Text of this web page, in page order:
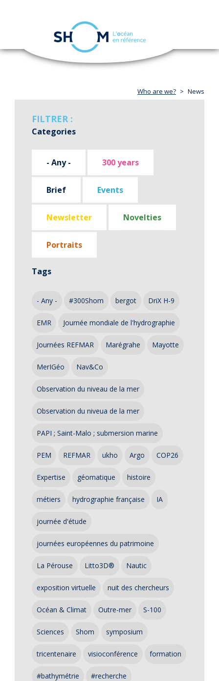
Skip
navigation
Who are we? News
FILTRER :
Categories
- Any - 300 years
Brief Events
Newsletter Novelties
Portraits
Tags
- Any - #300Shom bergot DriX H-9
EMR Journée mondiale de l'hydrographie
Journées REFMAR Marégrahe Mayotte
MerIGéo Nav&Co
Observation du niveau de la mer
Observation du niveua de la mer
PAPI ; Saint-Malo ; submersion marine
PEM REFMAR ukho Argo COP26
Expertise géomatique histoire
métiers hydrographie française IA
journée d'étude
journées européennes du patrimoine
La Pérouse Litto3D® Nautic
exposition virtuelle nuit des chercheurs
Océan & Climat Outre-mer S-100
Sciences Shom symposium
tricentenaire visioconférence formation
#bathymétrie #recherche